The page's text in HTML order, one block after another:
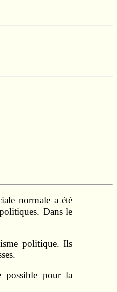
normale a été
Dans le
politique. Ils
possible pour la